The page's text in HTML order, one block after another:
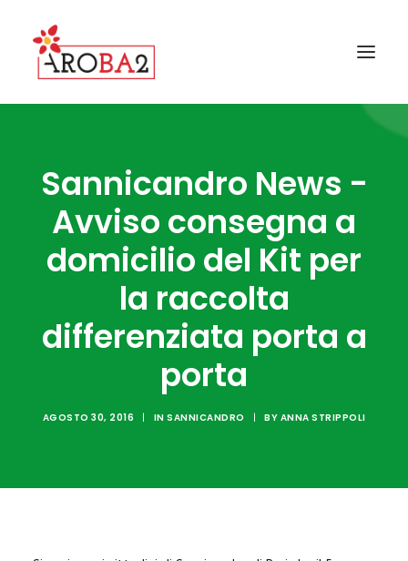
GALLERY
NEWS
I COMUNI AROBA2
IL PROGETTO AROBA2
SANNICANDRO
Sannicandro News -
Avviso consegna a
domicilio del Kit per
la raccolta
differenziata porta a
porta
AGOSTO 30, 2016 | IN SANNICANDRO | BY ANNA STRIPPOLI